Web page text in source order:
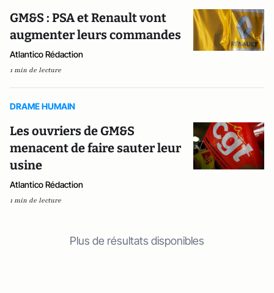
GM&S : PSA et Renault vont
augmenter leurs commandes
Atlantico Rédaction
1 min de lecture
DRAME HUMAIN
Les ouvriers de GM&S
menacent de faire sauter leur
usine
Atlantico Rédaction
1 min de lecture
Plus de résultats disponibles